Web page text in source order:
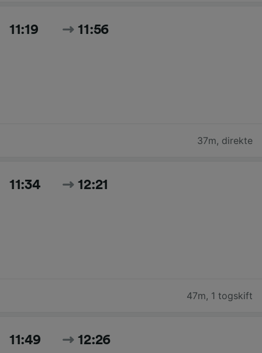
11:19 11:56
37m, direkte
11:34 12:21
47m, 1 togskift
11:49 12:26